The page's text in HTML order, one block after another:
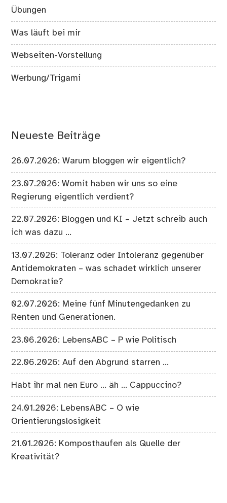
Übungen
Was läuft bei mir
Webseiten-Vorstellung
Werbung/Trigami
Neueste Beiträge
26.07.2026: Warum bloggen wir eigentlich?
23.07.2026: Womit haben wir uns so eine
Regierung eigentlich verdient?
22.07.2026: Bloggen und KI – Jetzt schreib auch
ich was dazu …
13.07.2026: Toleranz oder Intoleranz gegenüber
Antidemokraten – was schadet wirklich unserer
Demokratie?
02.07.2026: Meine fünf Minutengedanken zu
Renten und Generationen.
23.06.2026: LebensABC – P wie Politisch
22.06.2026: Auf den Abgrund starren …
Habt ihr mal nen Euro … äh … Cappuccino?
24.01.2026: LebensABC – O wie
Orientierungslosigkeit
21.01.2026: Komposthaufen als Quelle der
Kreativität?